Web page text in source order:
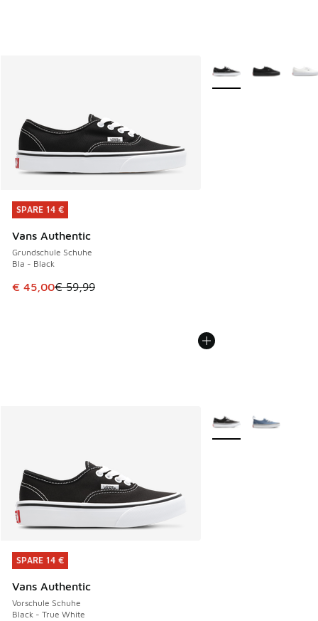
SPARE 14 €
Vans Authentic
Grundschule Schuhe
Bla - Black
Dieser Artikel ist im Sale. Der Preis ist von € 59,99 auf €
€ 45,00€ 59,99
SPARE 14 €
Weitere Farben
SPARE 14 €
Vans Authentic
Vorschule Schuhe
Black - True White
SPARE 14 €
Weitere Farben